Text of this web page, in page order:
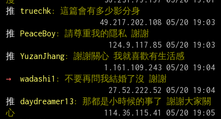
推
truechk : 這篇會有多少影分身
推
PeaceBoy : 請尊重我的隱私 謝謝
推
YuzanJhang: 謝謝關心 我就喜歡有生活感
→
wadashi1 : 不要再問我結婚了沒 謝謝
推
daydreamer13 : 那都是小時候的事了 謝謝大家關
心